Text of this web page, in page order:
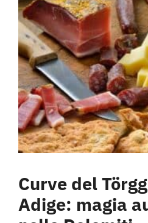
Curve del
Adige: magia